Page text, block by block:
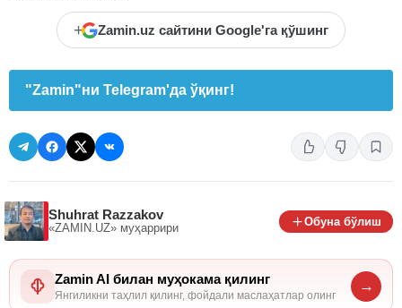
+ Zamin.uz сайтини Google'га қўшинг
"Zamin"ни Telegram'да ўқинг!
Shuhrat Razzakov
«ZAMIN.UZ» муҳаррири
Обуна бўлиш
Zamin AI билан муҳокама қилинг
Янгиликни таҳлил қилинг, фойдали маслаҳатлар олинг
→